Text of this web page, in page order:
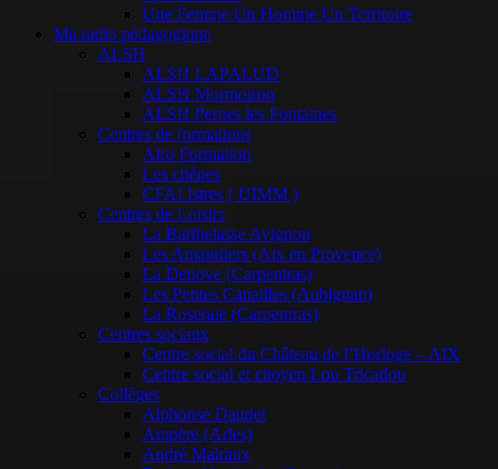
Une Femme Un Homme Un Territoire
Ma radio pédagogique
ALSH
ALSH LAPALUD
ALSH Mormoiron
ALSH Pernes les Fontaines
Centres de formations
Airo Formation
Les chênes
CFAI Istres ( UIMM )
Centres de Loisirs
La Barthelasse Avignon
Les Amandiers (Aix en Provence)
La Denove (Carpentras)
Les Petites Canailles (Aubignan)
La Roseraie (Carpentras)
Centres sociaux
Centre social du Château de l’Horloge – AIX
Centre social et citoyen Lou Tricadou
Collèges
Alphonse Daudet
Ampère (Arles)
André Malraux